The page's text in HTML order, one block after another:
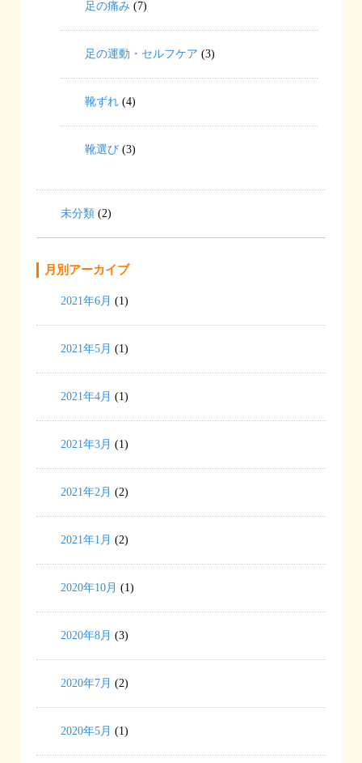
足の痛み (7)
足の運動・セルフケア (3)
靴ずれ (4)
靴選び (3)
未分類 (2)
月別アーカイブ
2021年6月 (1)
2021年5月 (1)
2021年4月 (1)
2021年3月 (1)
2021年2月 (2)
2021年1月 (2)
2020年10月 (1)
2020年8月 (3)
2020年7月 (2)
2020年5月 (1)